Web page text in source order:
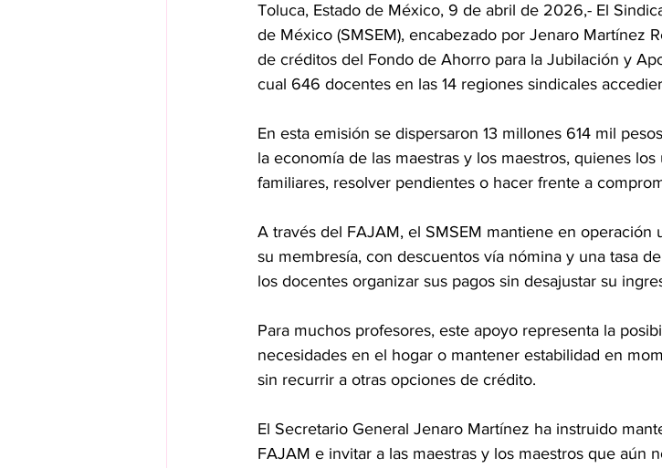
Toluca, Estado de México, 9 de abril de 2026,- El
de México (SMSEM), encabezado por Jenaro Martínez
de créditos del Fondo de Ahorro para la Jubilación y
cual 646 docentes en las 14 regiones sindicales
En esta emisión se dispersaron 13 millones 614 mil
la economía de las maestras y los maestros, quienes
familiares, resolver pendientes o hacer frente a
A través del FAJAM, el SMSEM mantiene en operación
su membresía, con descuentos vía nómina y una tasa
los docentes organizar sus pagos sin desajustar su
Para muchos profesores, este apoyo representa la
necesidades en el hogar o mantener estabilidad en
sin recurrir a otras opciones de crédito.
El Secretario General Jenaro Martínez ha instruido
FAJAM e invitar a las maestras y los maestros que aún